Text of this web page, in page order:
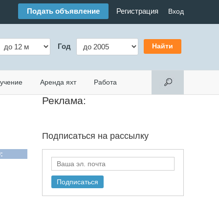
Подать объявление Регистрация Вход
Год
Аренда яхт Работа
Реклама:
Подписаться на рассылку